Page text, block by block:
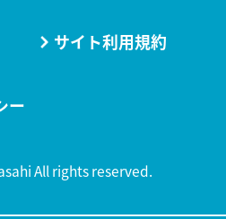
サイト利用規約
ー
All rights reserved.